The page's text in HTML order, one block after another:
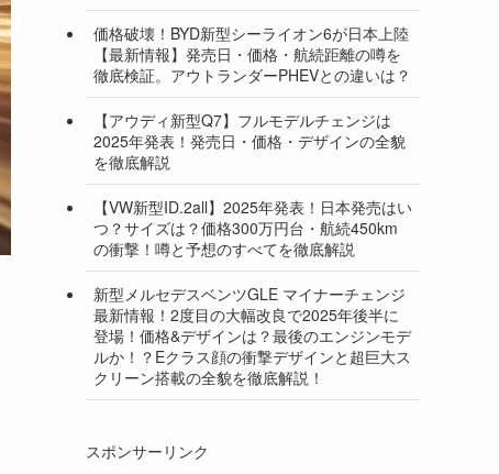
価格破壊！BYD新型シーライオン6が日本上陸
【最新情報】発売日・価格・航続距離の噂を
徹底検証。アウトランダーPHEVとの違いは？
【アウディ新型Q7】フルモデルチェンジは
2025年発表！発売日・価格・デザインの全貌
を徹底解説
【VW新型ID.2all】2025年発表！日本発売はい
つ？サイズは？価格300万円台・航続450km
の衝撃！噂と予想のすべてを徹底解説
新型メルセデスベンツGLE マイナーチェンジ
最新情報！2度目の大幅改良で2025年後半に
登場！価格&デザインは？最後のエンジンモデ
ルか！？Eクラス顔の衝撃デザインと超巨大ス
クリーン搭載の全貌を徹底解説！
スポンサーリンク